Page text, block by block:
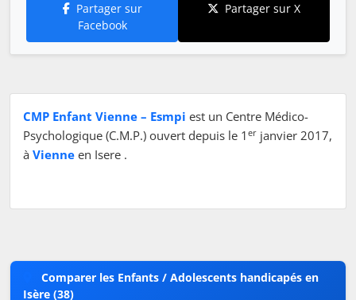
Partager sur
Facebook
Partager sur X
CMP Enfant Vienne – Esmpi est un Centre Médico-
Psychologique (C.M.P.) ouvert depuis le 1 er janvier 2017,
à Vienne en Isere .
Comparer les Enfants / Adolescents handicapés en
Isère (38)